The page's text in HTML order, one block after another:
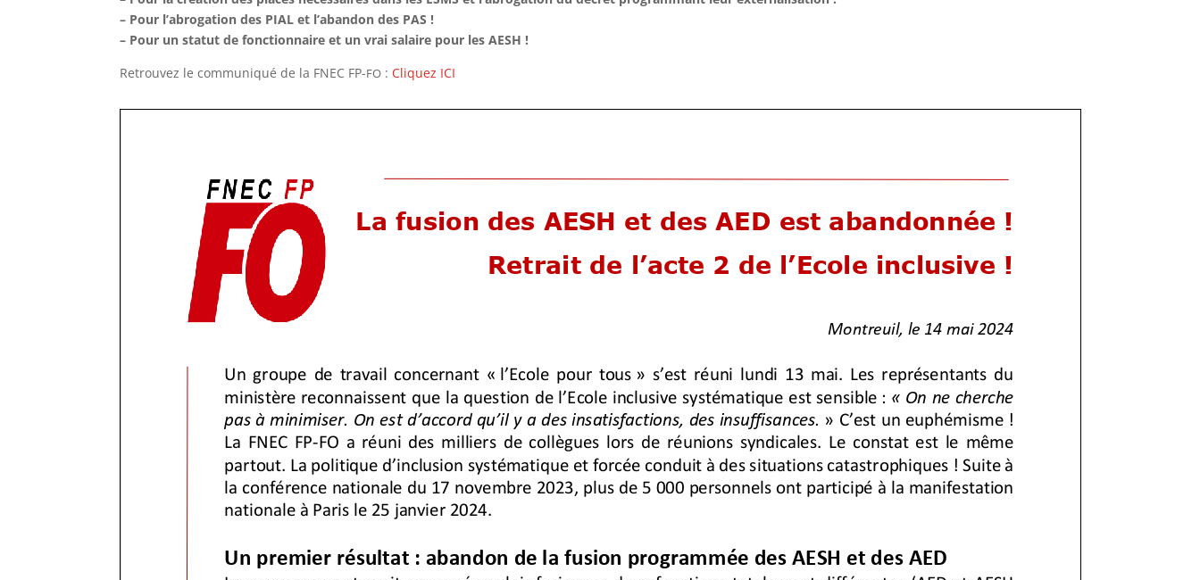
– Pour l’abrogation des PIAL et l’abandon des PAS !
– Pour un statut de fonctionnaire et un vrai salaire pour les AESH !
Retrouvez le communiqué de la FNEC FP-FO :Cliquez ICI